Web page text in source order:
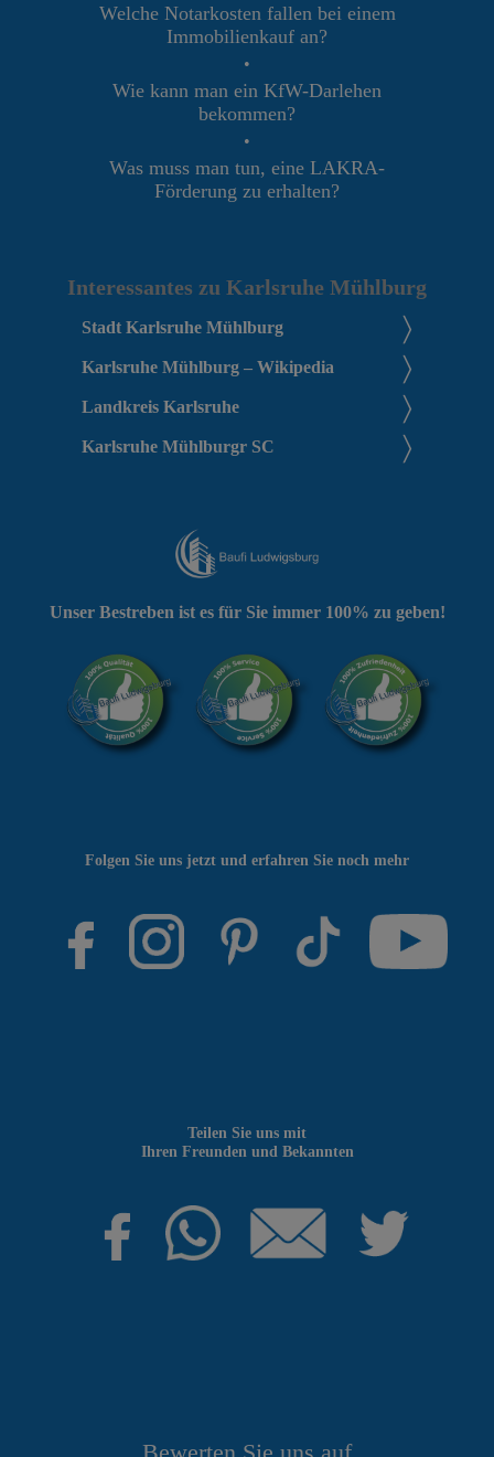
Welche Notarkosten fallen bei einem
Immobilienkauf an?
•
Wie kann man ein KfW-Darlehen
bekommen?
•
Was muss man tun, eine LAKRA-
Förderung zu erhalten?
Interessantes zu Karlsruhe Mühlburg
Stadt Karlsruhe Mühlburg
Karlsruhe Mühlburg – Wikipedia
Landkreis Karlsruhe
Karlsruhe Mühlburgr SC
Teilen Sie uns mit
Ihren Freunden und Bekannten
Folgen Sie uns jetzt und erfahren Sie noch mehr
Unser Bestreben ist es für Sie immer 100% zu geben!